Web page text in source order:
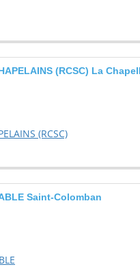
(RCSC) La
(RCSC)
Saint-Colomban